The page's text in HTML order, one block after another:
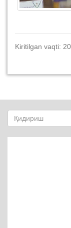
Kiritilgan vaqti: